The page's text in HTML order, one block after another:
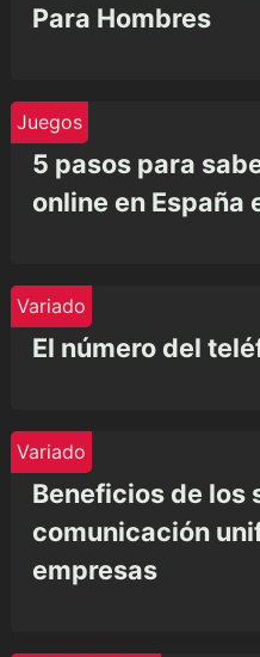
Para Hombres
5 pasos para
online en España
Juegos
El número del
Variado
Beneficios de los
comunicación
empresas
Variado